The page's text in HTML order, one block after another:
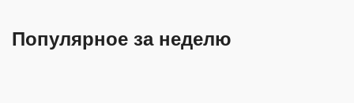
Популярное за неделю